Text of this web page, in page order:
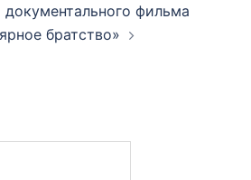
документального фильма
братство»